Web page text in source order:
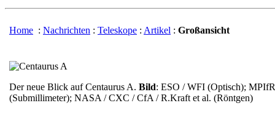
Home : Nachrichten : Teleskope : Artikel : Großansicht
Der neue Blick auf Centaurus A. Bild: ESO / WFI (Optisch);
(Submillimeter); NASA / CXC / CfA / R.Kraft et al. (Röntgen)